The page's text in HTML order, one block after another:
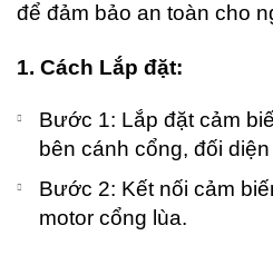
để đảm bảo an toàn cho
1. Cách Lắp đặt:
Bước 1: Lắp đặt cảm
bên cánh cổng, đối
Bước 2: Kết nối cảm
motor cổng lùa.